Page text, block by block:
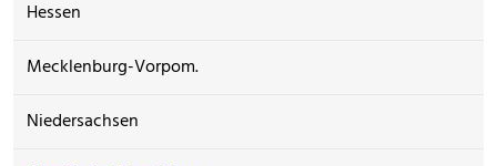
Hessen
Mecklenburg-Vorpom.
Niedersachsen